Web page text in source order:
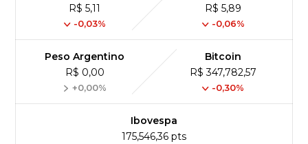
R$ 5,11
-0,03%
R$ 5,89
-0,06%
Peso Argentino
R$ 0,00
+0,00%
Bitcoin
R$ 347,782,57
-0,30%
Ibovespa
175,546,36 pts